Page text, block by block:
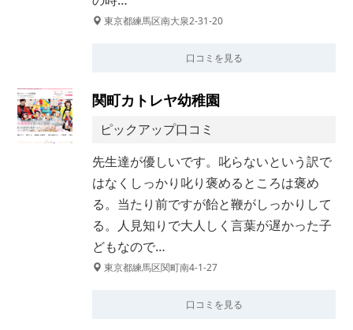
東京都練馬区南大泉2-31-20
口コミを見る
関町カトレヤ幼稚園
ピックアップ口コミ
先生達が優しいです。叱らないという訳で
はなくしっかり叱り褒めるところは褒め
る。当たり前ですが飴と鞭がしっかりして
る。人見知りで大人しく言葉が遅かった子
どもなので…
東京都練馬区関町南4-1-27
口コミを見る